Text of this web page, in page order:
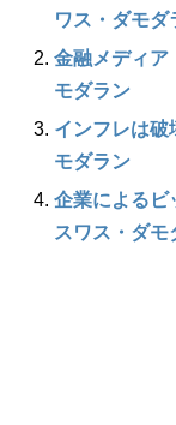
ワス・ダモダ
金融メディア
モダラン
インフレは破
モダラン
企業によるビ
スワス・ダモ